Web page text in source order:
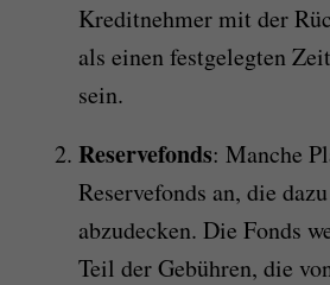
Kreditnehmer mit der
als einen festgelegten
sein.
Reservefonds: Manche
Reservefonds an, die
abzudecken. Die Fonds
Teil der Gebühren, die